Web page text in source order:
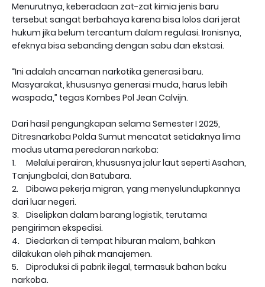
Menurutnya, keberadaan zat-zat kimia jenis baru
tersebut sangat berbahaya karena bisa lolos dari jerat
hukum jika belum tercantum dalam regulasi. Ironisnya,
efeknya bisa sebanding dengan sabu dan ekstasi.
“Ini adalah ancaman narkotika generasi baru.
Masyarakat, khususnya generasi muda, harus lebih
waspada,” tegas Kombes Pol Jean Calvijn.
Dari hasil pengungkapan selama Semester I 2025,
Ditresnarkoba Polda Sumut mencatat setidaknya lima
modus utama peredaran narkoba:
1.
Melalui perairan, khususnya jalur laut seperti Asahan,
Tanjungbalai, dan Batubara.
2.
Dibawa pekerja migran, yang menyelundupkannya
dari luar negeri.
3.
Diselipkan dalam barang logistik, terutama
pengiriman ekspedisi.
4. Diedarkan di tempat hiburan malam, bahkan
dilakukan oleh pihak manajemen.
5.
Diproduksi di pabrik ilegal, termasuk bahan baku
narkoba.